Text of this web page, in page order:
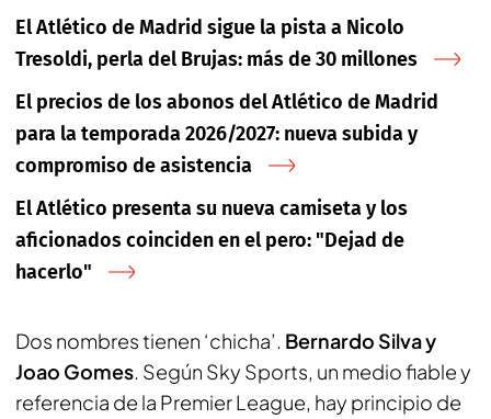
El Atlético de Madrid sigue la pista a Nicolo
Tresoldi, perla del Brujas: más de 30 millones
El precios de los abonos del Atlético de Madrid
para la temporada 2026/2027: nueva subida y
compromiso de asistencia
El Atlético presenta su nueva camiseta y los
aficionados coinciden en el pero: "Dejad de
hacerlo"
Dos nombres tienen ‘chicha’. Bernardo Silva y
Joao Gomes. Según Sky Sports, un medio fiable y
referencia de la Premier League, hay principio de